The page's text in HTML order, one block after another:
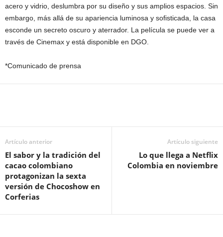
acero y vidrio, deslumbra por su diseño y sus amplios espacios. Sin
embargo, más allá de su apariencia luminosa y sofisticada, la casa
esconde un secreto oscuro y aterrador. La película se puede ver a
través de Cinemax y está disponible en DGO.
*Comunicado de prensa
Artículo anterior
El sabor y la tradición del
cacao colombiano
protagonizan la sexta
versión de Chocoshow en
Corferias
Artículo siguiente
Lo que llega a Netflix
Colombia en noviembre